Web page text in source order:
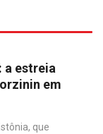
a estreia
em
que